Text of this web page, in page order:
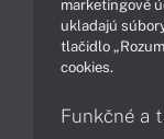
marketingové
ukladajú
tlačidlo
cookies.
Funkčné a